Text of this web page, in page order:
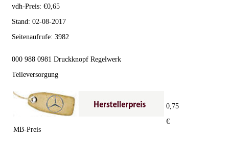
vdh-Preis: €0,65
Stand: 02-08-2017
Seitenaufrufe: 3982
000 988 0981 Druckknopf Regelwerk
Teileversorgung
MB-Preis
0,75
€